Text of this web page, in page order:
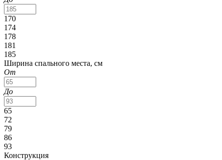
170
174
178
181
185
Ширина спального места, см
От
До
65
72
79
86
93
Конструкция